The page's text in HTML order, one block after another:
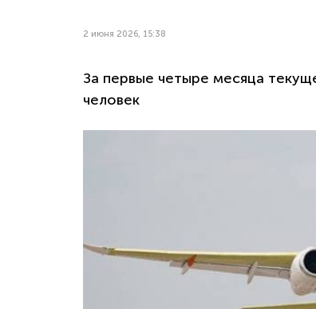
2 июня 2026, 15:38
За первые четыре месяца
человек